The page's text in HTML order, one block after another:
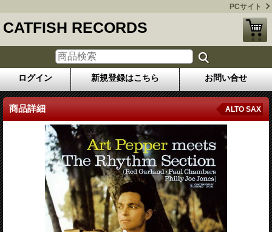
PCサイト
CATFISH RECORDS
ログイン 新規登録はこちら お問い合せ
商品詳細 ALTO SAX